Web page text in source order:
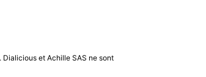
Gauthier.
Dialicious et Achille SAS ne sont